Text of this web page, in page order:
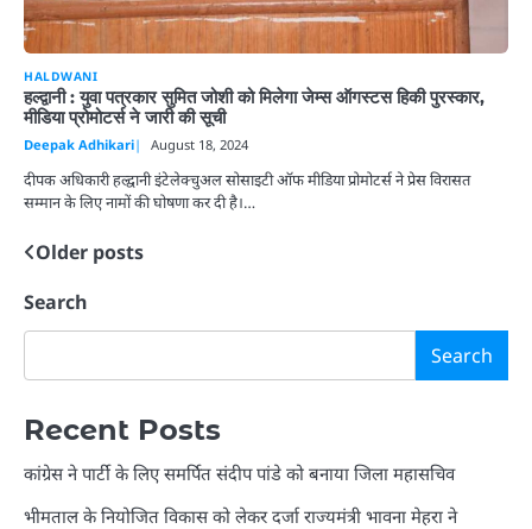
HALDWANI
हल्द्वानी : युवा पत्रकार सुमित जोशी को मिलेगा जेम्स ऑगस्टस हिकी पुरस्कार,
मीडिया प्रोमोटर्स ने जारी की सूची
Deepak Adhikari August 18, 2024
दीपक अधिकारी हल्द्वानी इंटेलेक्चुअल सोसाइटी ऑफ मीडिया प्रोमोटर्स ने प्रेस विरासत
सम्मान के लिए नामों की घोषणा कर दी है।…
Posts
navigation
Older posts
Search
Search
Recent Posts
कांग्रेस ने पार्टी के लिए समर्पित संदीप पांडे को बनाया जिला महासचिव
भीमताल के नियोजित विकास को लेकर दर्जा राज्यमंत्री भावना मेहरा ने